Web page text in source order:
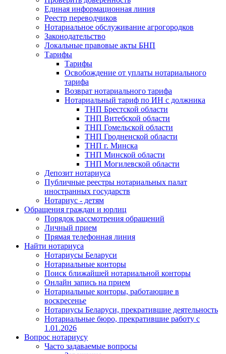
Единая информационная линия
Реестр переводчиков
Нотариальное обслуживание агрогородков
Законодательство
Локальные правовые акты БНП
Тарифы
Тарифы
Освобождение от уплаты нотариального
тарифа
Возврат нотариального тарифа
Нотариальный тариф по ИН с должника
ТНП Брестской области
ТНП Витебской области
ТНП Гомельской области
ТНП Гродненской области
ТНП г. Минска
ТНП Минской области
ТНП Могилевской области
Депозит нотариуса
Публичные реестры нотариальных палат
иностранных государств
Нотариус - детям
Обращения граждан и юрлиц
Порядок рассмотрения обращений
Личный прием
Прямая телефонная линия
Найти нотариуса
Нотариусы Беларуси
Нотариальные конторы
Поиск ближайшей нотариальной конторы
Онлайн запись на прием
Нотариальные конторы, работающие в
воскресенье
Нотариусы Беларуси, прекратившие деятельность
Нотариальные бюро, прекратившие работу с
1.01.2026
Вопрос нотариусу
Часто задаваемые вопросы